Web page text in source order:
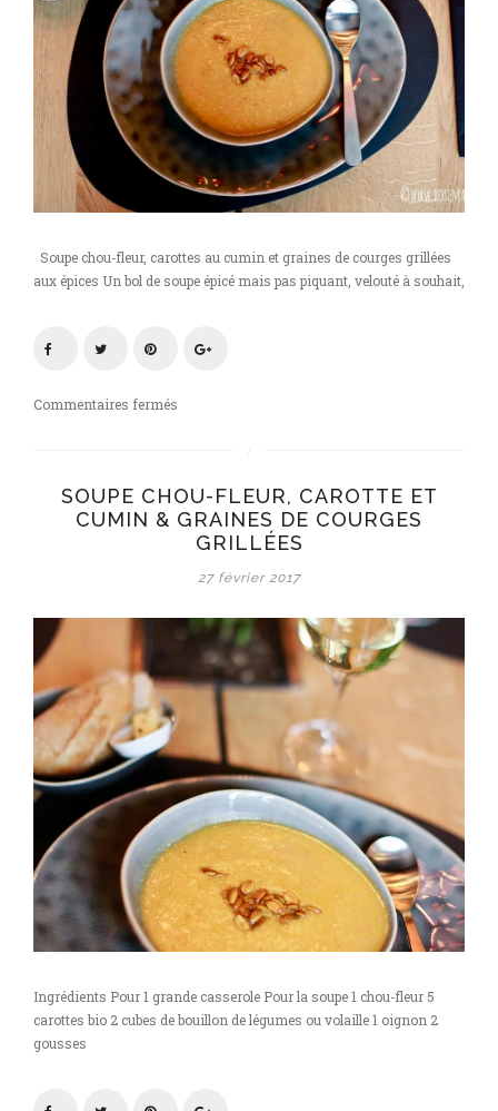
Soupe chou-fleur, carottes au cumin et graines de courges grillées
aux épices Un bol de soupe épicé mais pas piquant, velouté à souhait,
Commentaires fermés
carotte
au
cumin
graines
courges
grillées
aux
épices
SOUPE CHOU-FLEUR, CAROTTE ET
CUMIN & GRAINES DE COURGES
GRILLÉES
27 février 2017
Ingrédients Pour 1 grande casserole Pour la soupe 1 chou-fleur 5
carottes bio 2 cubes de bouillon de légumes ou volaille 1 oignon 2
gousses